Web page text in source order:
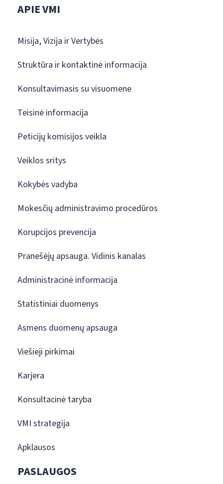
APIE VMI
Misija, Vizija ir Vertybės
Struktūra ir kontaktinė informacija
Konsultavimasis su visuomene
Teisinė informacija
Peticijų komisijos veikla
Veiklos sritys
Kokybės vadyba
Mokesčių administravimo procedūros
Korupcijos prevencija
Pranešėjų apsauga. Vidinis kanalas
Administracinė informacija
Statistiniai duomenys
Asmens duomenų apsauga
Viešieji pirkimai
Karjera
Konsultacinė taryba
VMI strategija
Apklausos
PASLAUGOS